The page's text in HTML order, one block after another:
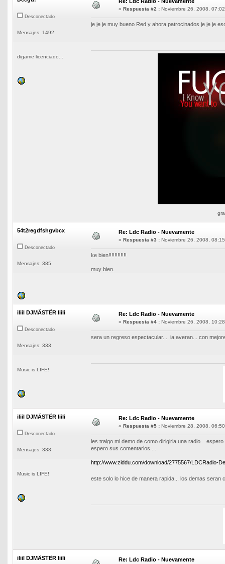
Desconectado
Mensajes: 1492
digame licenciado...
« Respuesta #2 : Noviembre 26, 2008,
je je je muy bueno Red y ahora patrocinados je je je
54t2regdfshgvbcx
Desconectado
Mensajes: 385
Re: Ldc Radio - Nuevamente
« Respuesta #3 : Noviembre 26, 2008,
ke bien!!!!!!!!!!!!
muy bien.
iliil DJMÄSTËR liili
Desconectado
Mensajes: 333
Music is LIFE!
Re: Ldc Radio - Nuevamente
« Respuesta #4 : Noviembre 26, 2008,
sera un regreso espectacular.... ia averan... con
iliil DJMÄSTËR liili
Desconectado
Mensajes: 333
Music is LIFE!
Re: Ldc Radio - Nuevamente
« Respuesta #5 : Noviembre 28, 2008,
les traigo mi demo de como dirigiria una radio...
espero sus comentarios....
http://www.ziddu.com/download/2775567/LDCRadio-
este solo lo hice de manera rapida... los demas seran
iliil DJMÄSTËR liili Re: Ldc Radio - Nuevamente